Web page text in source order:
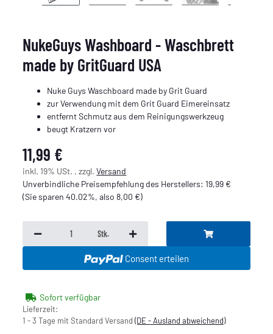
NukeGuys Washboard - Waschbrett
made by GritGuard USA
Nuke Guys Waschboard made by Grit Guard
zur Verwendung mit dem Grit Guard Eimereinsatz
entfernt Schmutz aus dem Reinigungswerkzeug
beugt Kratzern vor
11,99 €
inkl. 19% USt. , zzgl.Versand
Unverbindliche Preisempfehlung des Herstellers:19,99 €
(Sie sparen40.02%, also8,00 €)
Stk.
Consent erteilen
Sofort verfügbar
Lieferzeit:
1 - 3 Tage mit Standard Versand(DE - Ausland abweichend)